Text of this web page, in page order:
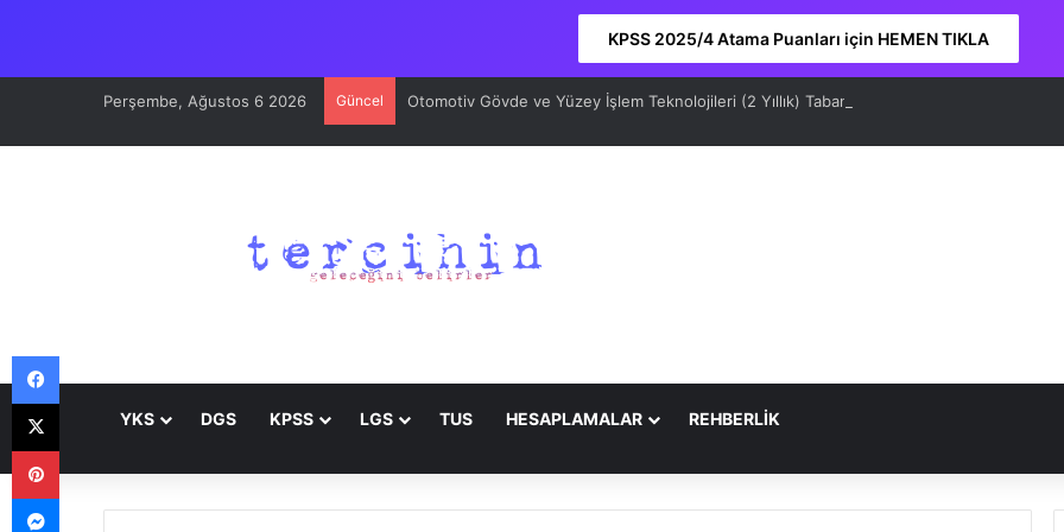
KPSS 2025/4 Atama Puanları için HEMEN TIKLA
Perşembe, Ağustos 6 2026 Güncel Otomotiv Gövde ve Yüzey İşlem Teknolojileri (2 Yıllık) Taban Puanları 2026 ve Sıralama
YKS DGS KPSS LGS TUS HESAPLAMALAR REHBERLİK